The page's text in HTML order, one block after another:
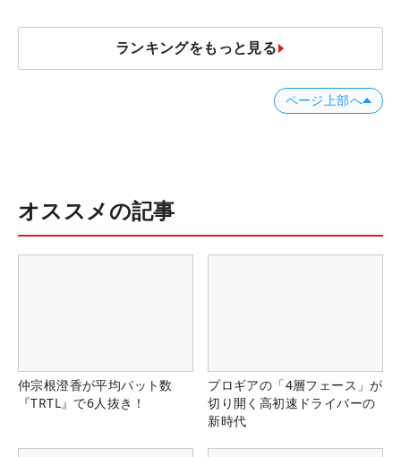
ランキングをもっと見る
ページ上部へ
オススメの記事
仲宗根澄香が平均パット数
『TRTL』で6人抜き！
プロギアの「4層フェース」が
切り開く高初速ドライバーの
新時代